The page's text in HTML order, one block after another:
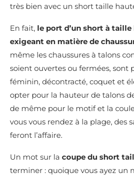
très bien avec un short taille
En fait, le port d’un short à taille
exigeant en matière de
même les chaussures à talons
soient ouvertes ou fermées, sont
féminin, décontracté, coquet et
opter pour la hauteur de talons
de même pour le motif et la
vous vous rendez à la plage, des
feront l’affaire.
Un mot sur la coupe du short
terminer : quoique vous ayez un